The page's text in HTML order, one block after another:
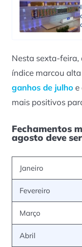
Nesta sexta-feira,
índice marcou
ganhos de julhoe
mais positivos
Fechamentos
agosto deve
Janeiro
Fevereiro
Março
Abril